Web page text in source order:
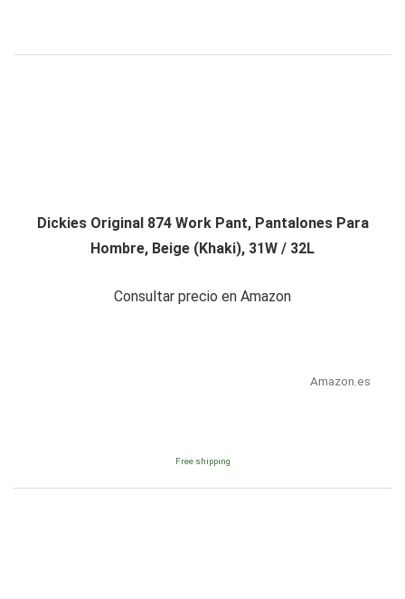
Dickies Original 874 Work Pant, Pantalones Para
Hombre, Beige (Khaki), 31W / 32L
Consultar precio en Amazon
Amazon.es
Free shipping